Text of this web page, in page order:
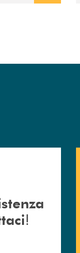
Contattaci !
!